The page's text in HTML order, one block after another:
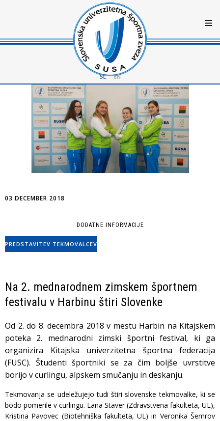
SL EN
03 DECEMBER 2018
DODATNE INFORMACIJE
PREDSTAVITEV TEKMOVALCEV
Na 2. mednarodnem zimskem športnem
festivalu v Harbinu štiri Slovenke
Od 2. do 8. decembra 2018 v mestu Harbin na Kitajskem
poteka 2. mednarodni zimski športni festival, ki ga
organizira Kitajska univerzitetna športna federacija
(FUSC). Študenti športniki se za čim boljše uvrstitve
borijo v curlingu, alpskem smučanju in deskanju.
Tekmovanja se udeležujejo tudi štiri slovenske tekmovalke, ki se
bodo pomerile v curlingu. Lana Staver (Zdravstvena fakulteta, UL),
Kristina Pavovec (Biotehniška fakulteta, UL) in Veronika Šemrov